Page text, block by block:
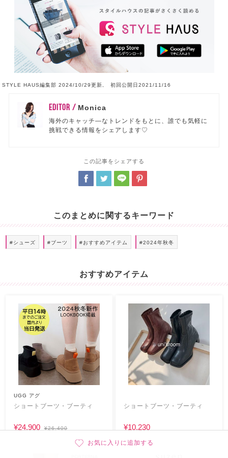
お気に入りに追加する
STYLE HAUS編集部 2024/10/29更新, 初回公開日2021/11/16
EDITOR / Monica
海外のキャッチ―なトレンドをもとに、誰でも気軽に
挑戦できる情報をシェアします♡
この記事をシェアする
このまとめに関するキーワード
#シューズ #ブーツ #おすすめアイテム #2024年秋冬
おすすめアイテム
UGG アグ
ショートブーツ・ブーティ
¥24,900 ¥26,400
ショートブーツ・ブーティ
¥10,230